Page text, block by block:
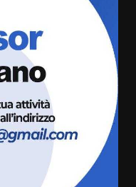
e
online
di
e la prima